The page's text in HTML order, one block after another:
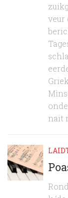
veur
nait